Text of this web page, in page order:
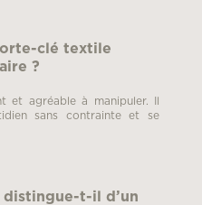
clé textile
?
et agréable à manipuler. Il
sans contrainte et se
distingue-t-il d’un